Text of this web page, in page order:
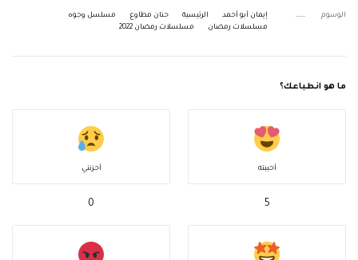
الوسوم إيمان أبو أحمد الرئيسية حنان مطاوع
مسلسل وجوه
مسلسلات رمضان
مسلسلات رمضان 2022
ما هو انطباعك؟
أحببته
5
أحزنني
0